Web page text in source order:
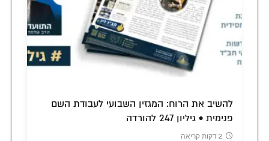
להשיב את הרוח: המגזין השבועי לעבודת השם
פנימית • גיליון 247 להורדה
2 דקות קריאה